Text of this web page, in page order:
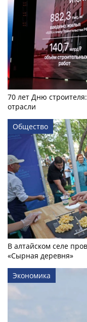
70 лет Дню
отрасли
Общество
В алтайском селе
«Сырная деревня»
Экономика